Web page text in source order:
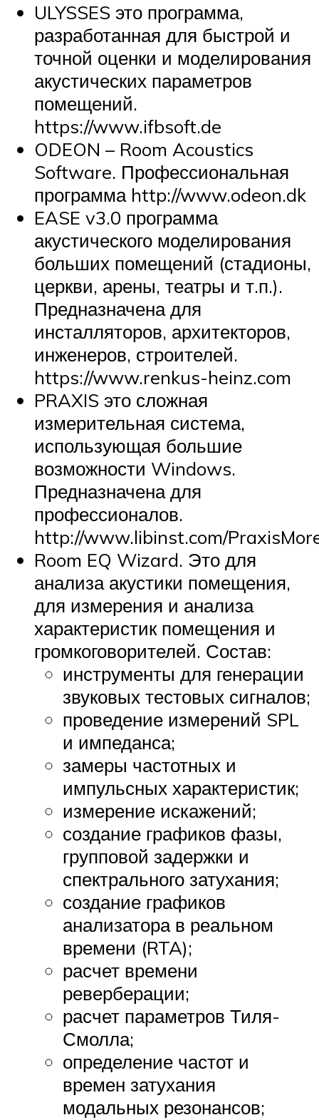
ULYSSES это программа,
разработанная для быстрой и
точной оценки и моделирования
акустических параметров
помещений.
https://www.ifbsoft.de
ODEON – Room Acoustics
Software. Профессиональная
программа http://www.odeon.dk
EASE v3.0 программа
акустического моделирования
больших помещений (стадионы,
церкви, арены, театры и т.п.).
Предназначена для
инсталляторов, архитекторов,
инженеров, строителей.
https://www.renkus-heinz.com
PRAXIS это сложная
измерительная система,
использующая большие
возможности Windows.
Предназначена для
профессионалов.
http://www.libinst.com/
Room EQ Wizard. Это для
анализа акустики помещения,
для измерения и анализа
характеристик помещения и
громкоговорителей. Состав:
инструменты для генерации
звуковых тестовых сигналов;
проведение измерений SPL
и импеданса;
замеры частотных и
импульсных характеристик;
измерение искажений;
создание графиков фазы,
групповой задержки и
спектрального затухания;
создание графиков
анализатора в реальном
времени (RTA);
расчет времени
реверберации;
расчет параметров Тиля-
Смолла;
определение частот и
времен затухания
модальных резонансов;